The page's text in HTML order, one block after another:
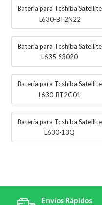
Batería para Toshiba Satellite
L630-BT2N22
Batería para Toshiba Satellite
L635-S3020
Batería para Toshiba Satellite
L630-BT2G01
Batería para Toshiba Satellite
L630-13Q
Envíos Rápidos